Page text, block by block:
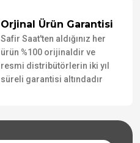
Orjinal Ürün Garantisi
Safir Saat'ten aldığınız her
ürün %100 orijinaldir ve
resmi distribütörlerin iki yıl
süreli garantisi altındadır